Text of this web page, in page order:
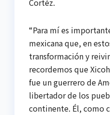
Cortéz.
“Para mí es
mexicana que, en
transformación y
recordemos que
fue un guerrero de
libertador de los
continente. Él, como